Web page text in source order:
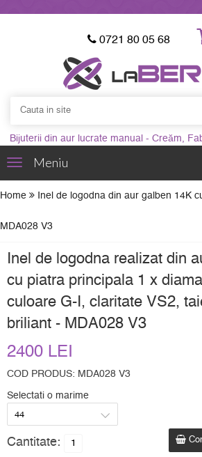
0721 80 05 68
Bijuterii din aur lucrate manual - Creăm,
ToggleMeniu
Home Inel de logodna din aur galben 14K
MDA028 V3
Inel de logodna realizat din
cu piatra principala 1 x
culoare G-I, claritate VS2,
briliant - MDA028 V3
2400 LEI
COD PRODUS: MDA028 V3
Selectati o marime
Cantitate: